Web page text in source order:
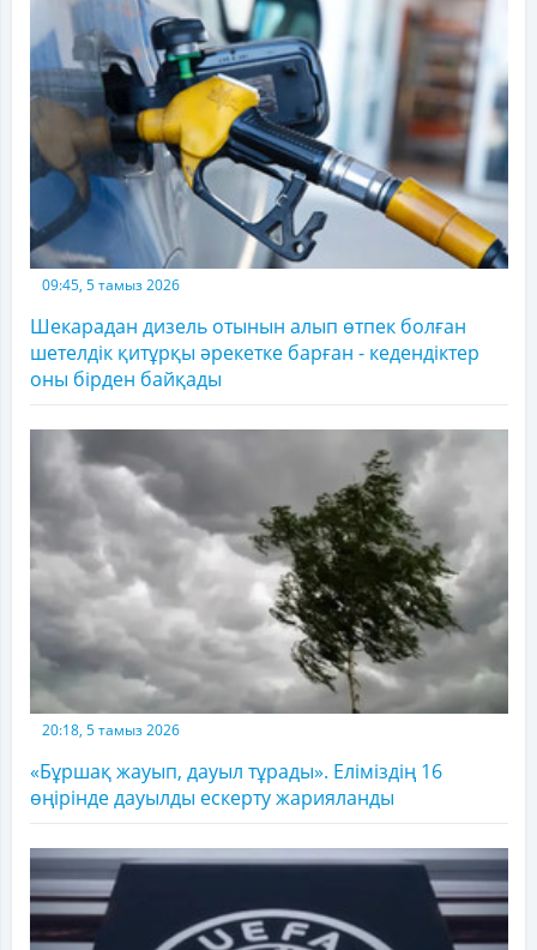
09:45, 5 тамыз 2026
Шекарадан дизель отынын алып өтпек болған
шетелдік қитұрқы әрекетке барған - кедендіктер
оны бірден байқады
20:18, 5 тамыз 2026
«Бұршақ жауып, дауыл тұрады». Еліміздің 16
өңірінде дауылды ескерту жарияланды